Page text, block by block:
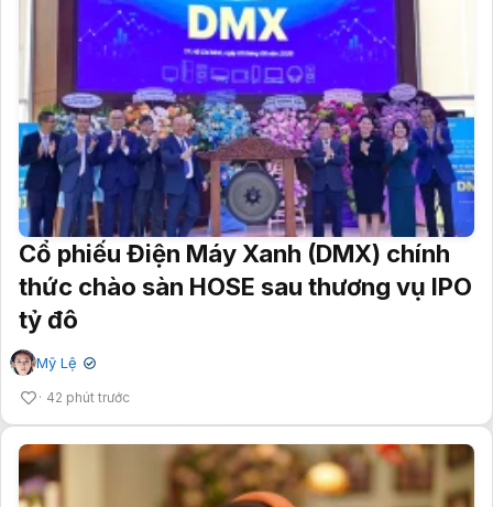
Cổ phiếu Điện Máy Xanh (DMX) chính
thức chào sàn HOSE sau thương vụ IPO
tỷ đô
Mỹ Lệ ✔
42 phút trước